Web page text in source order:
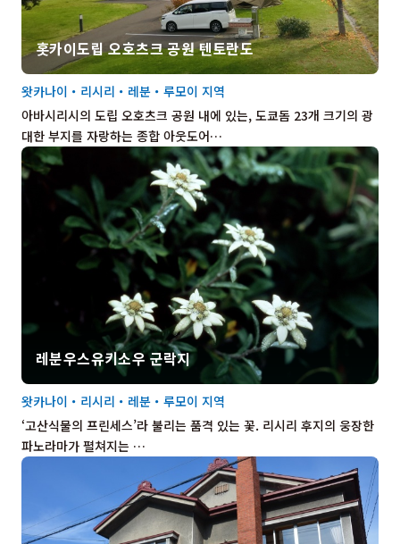
홋카이도립 오호츠크 공원 텐토란도
아바시리시의 도립 오호츠크 공원 내에 있는, 도쿄돔 23개 크기의 광
대한 부지를 자랑하는 종합 아웃도어…
왓카나이・리시리・레분・루모이 지역
레분우스유키소우 군락지
‘고산식물의 프린세스’라 불리는 품격 있는 꽃. 리시리 후지의 웅장한
파노라마가 펼쳐지는 …
왓카나이・리시리・레분・루모이 지역